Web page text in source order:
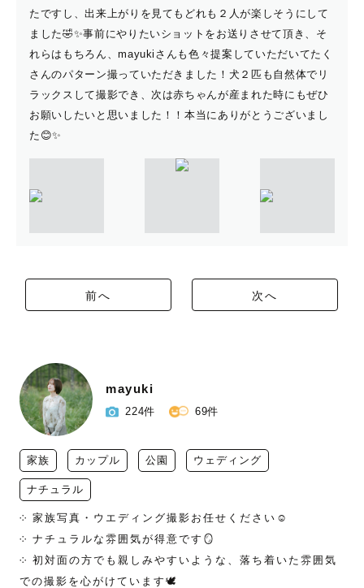
たですし、出来上がりを見てもどれも２人が楽しそうにして
ました🤣✨事前にやりたいショットをお送りさせて頂き、そ
れらはもちろん、mayukiさんも色々提案していただいてたく
さんのパターン撮っていただきました！犬２匹も自然体でリ
ラックスして撮影でき、次は赤ちゃんが産まれた時にもぜひ
お願いしたいと思いました！！本当にありがとうございまし
た😊✨
前へ 次へ
mayuki
224件 69件
家族 カップル 公園 ウェディング
ナチュラル
༶ 家族写真・ウエディング撮影お任せください☺︎
༶ ナチュラルな雰囲気が得意です🪞
༶ 初対面の方でも親しみやすいような、落ち着いた雰囲気
での撮影を心がけています🕊️